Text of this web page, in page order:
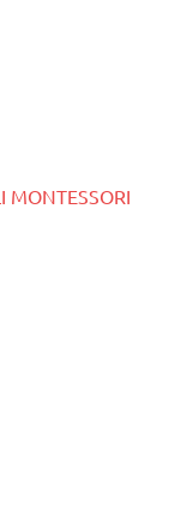
MONTESSORI